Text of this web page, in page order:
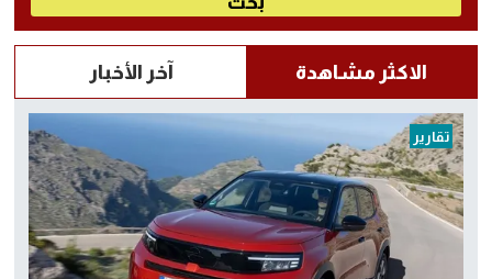
الاكثر مشاهدة آخر الأخبار
تقارير